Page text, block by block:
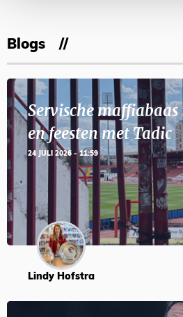
Blogs
Servische
en feesten met Tadic
24 JULI 2026 - 11:59
Lindy Hofstra